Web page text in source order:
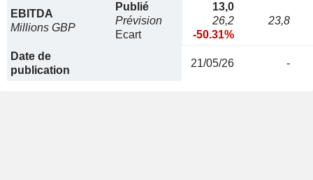
EBITDA
Millions GBP
Publié
Prévision
Ecart
13,0
26,2
-50.31%
23,8
Date de
publication
21/05/26 -